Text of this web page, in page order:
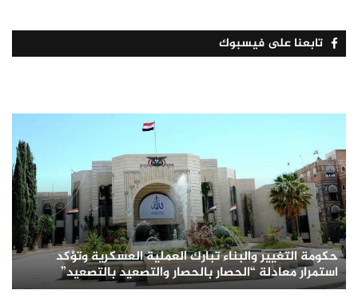
تابعنا على فيسبوك
حكومة التغيير والبناء تبارك العملية العسكرية وتؤكد
استمرار معادلة “الحصار بالحصار والتصعيد بالتصعيد”